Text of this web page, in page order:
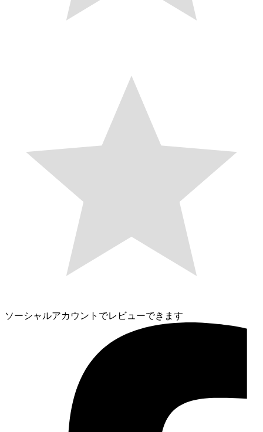
ソーシャルアカウントでレビューできます